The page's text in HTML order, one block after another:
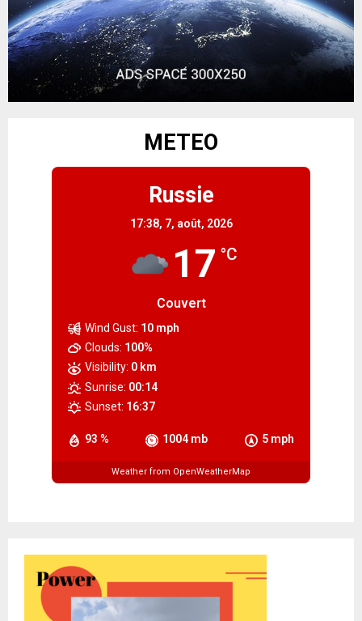
METEO
Russie
17:38, 7, août, 2026
17 °C
Couvert
93 % 1004 mb 5 mph
Wind Gust: 10 mph
Clouds: 100%
Visibility: 0 km
Sunrise: 00:14
Sunset: 16:37
Weather from OpenWeatherMap